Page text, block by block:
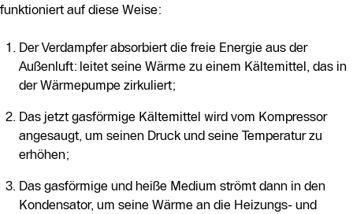
funktioniert auf diese Weise:
Der Verdampfer absorbiert die freie Energie aus der
Außenluft: leitet seine Wärme zu einem Kältemittel, das in
der Wärmepumpe zirkuliert;
Das jetzt gasförmige Kältemittel wird vom Kompressor
angesaugt, um seinen Druck und seine Temperatur zu
erhöhen;
Das gasförmige und heiße Medium strömt dann in den
Kondensator, um seine Wärme an die Heizungs- und